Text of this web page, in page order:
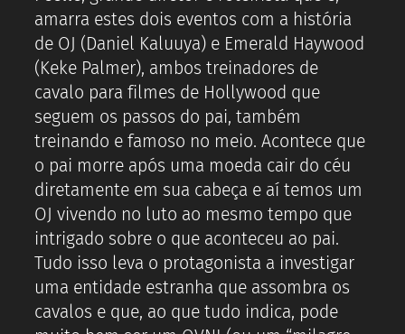
amarra estes dois eventos com a história
de OJ (Daniel Kaluuya) e Emerald Haywood
(Keke Palmer), ambos treinadores de
cavalo para filmes de Hollywood que
seguem os passos do pai, também
treinando e famoso no meio. Acontece que
o pai morre após uma moeda cair do céu
diretamente em sua cabeça e aí temos um
OJ vivendo no luto ao mesmo tempo que
intrigado sobre o que aconteceu ao pai.
Tudo isso leva o protagonista a investigar
uma entidade estranha que assombra os
cavalos e que, ao que tudo indica, pode